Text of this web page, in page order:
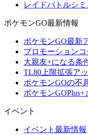
レイドバトルシ
ポケモンGO最新情報
ポケモンGO最新
プロモーションコ
大親友+になる条
TL80上限拡張ア
ポケモンGOの不
ポケモンGOPlus+
イベント
イベント最新情報